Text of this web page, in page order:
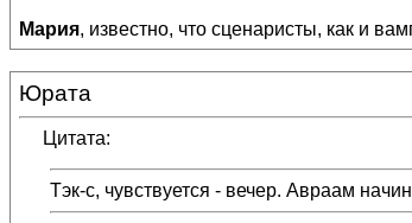
Мария, известно, что сценаристы, как и
Юрата
Цитата:
Тэк-с, чувствуется - вечер. Авраам